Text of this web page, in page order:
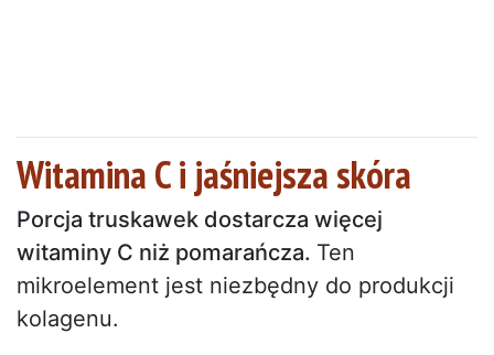
Witamina C i jaśniejsza skóra
Porcja truskawek dostarcza więcej
witaminy C niż pomarańcza. Ten
mikroelement jest niezbędny do produkcji
kolagenu.